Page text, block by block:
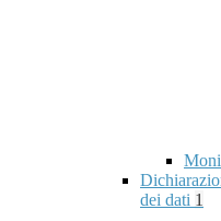
dei dati 1